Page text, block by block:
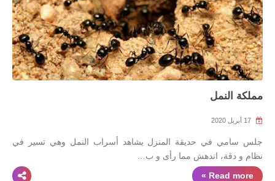
مملكة النمل
جلس سامي في حديقة المنزل يشاهد أسراب النمل وهي تسير في
نظام و دقة، اندهش مما رأى و ب…
Read more »